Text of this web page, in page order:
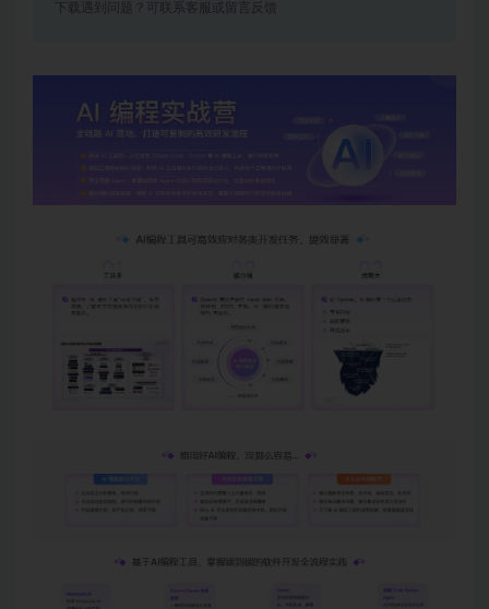
下载遇到问题？可联系客服或留言反馈